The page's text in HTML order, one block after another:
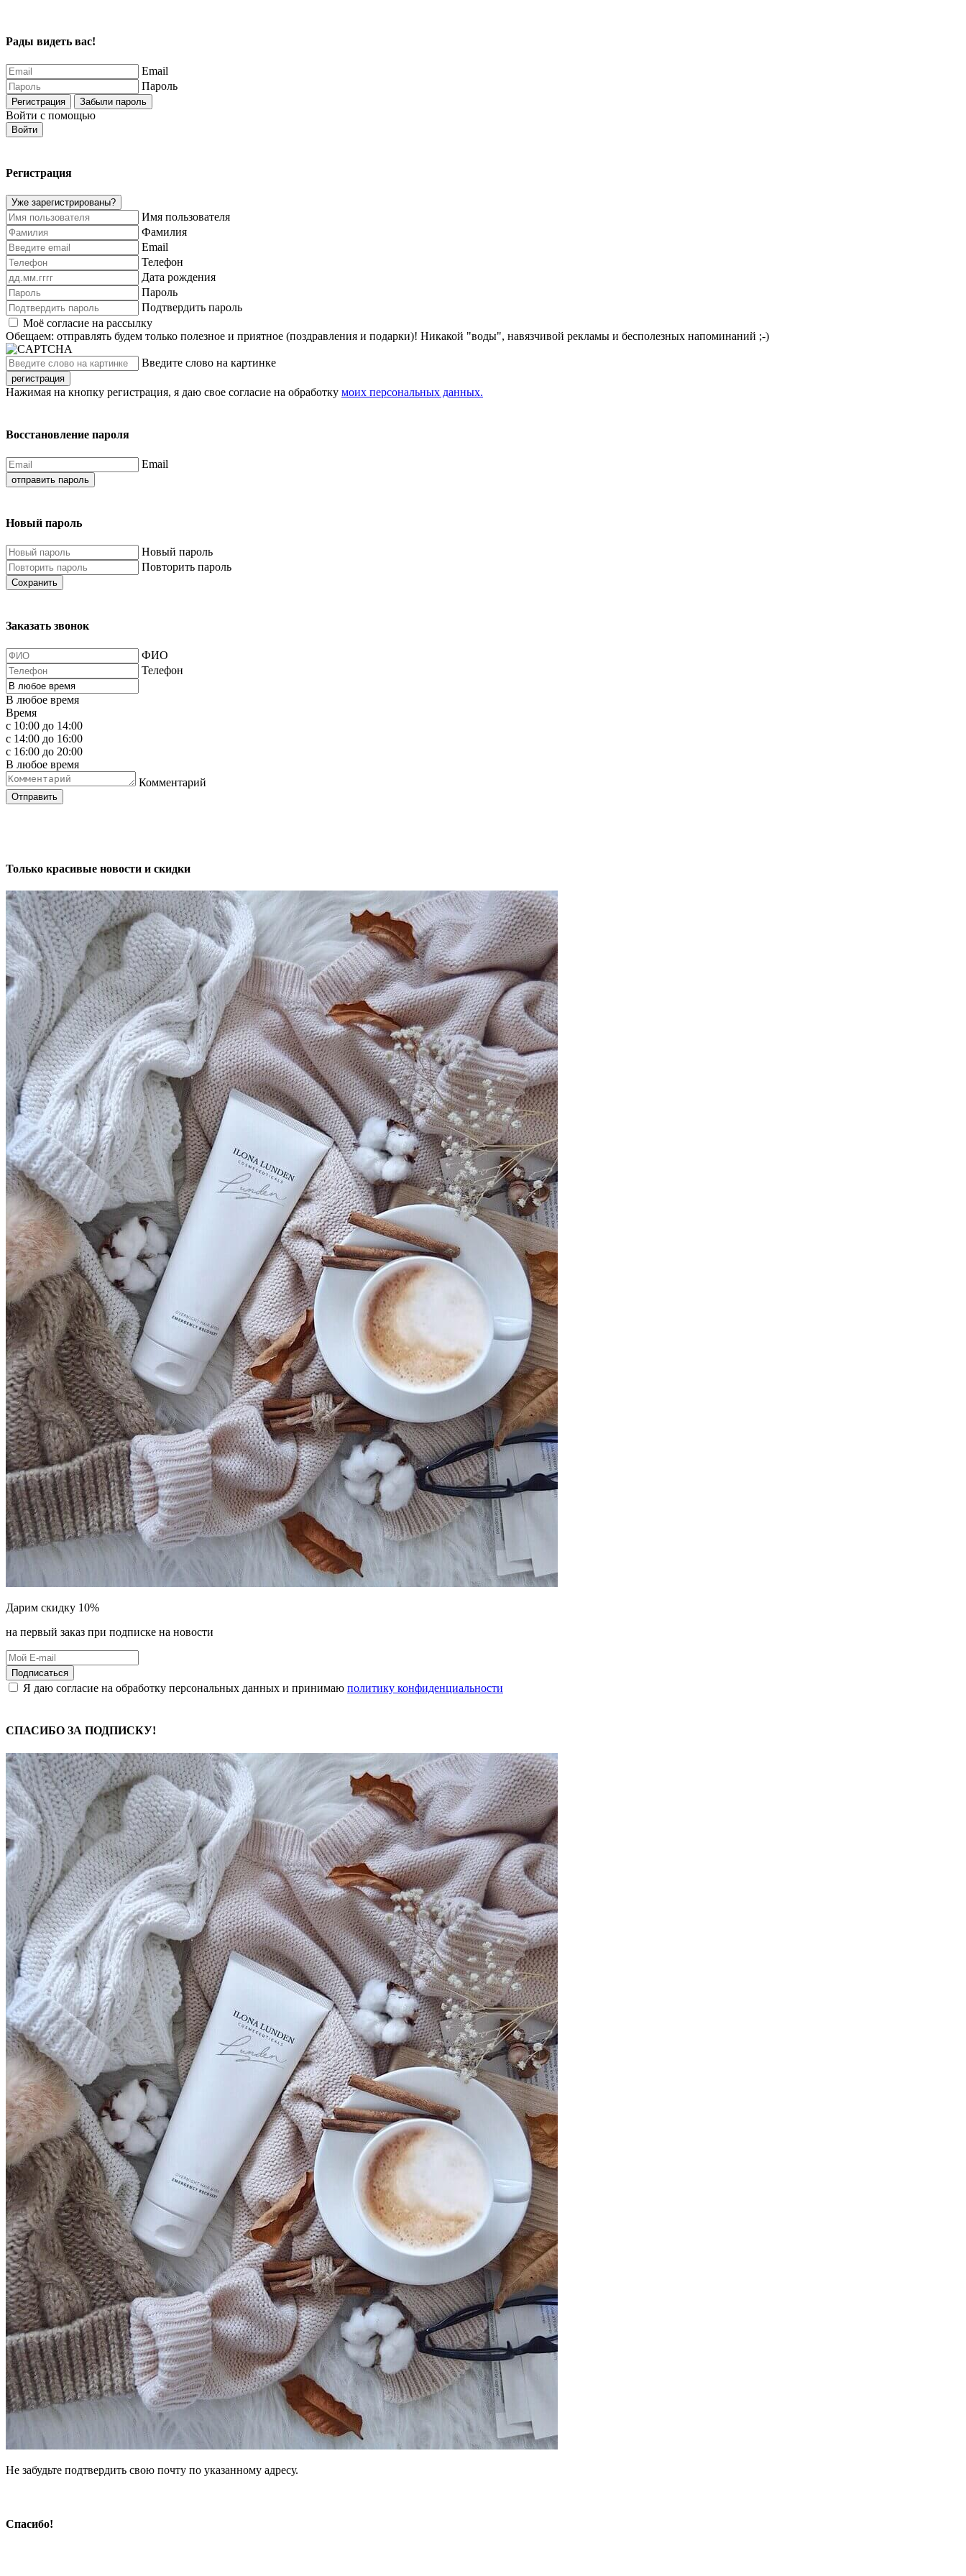
Рады видеть вас!
Email
Пароль
Регистрация Забыли пароль
Войти с помощью
Войти
Регистрация
Уже зарегистрированы?
Имя пользователя
Фамилия
Email
Телефон
Дата рождения
Пароль
Подтвердить пароль
Моё согласие на рассылку
Обещаем: отправлять будем только полезное и приятное (поздравления и подарки)! Никакой "воды", навязчивой рекламы и бесполезных напоминаний ;-)
Введите слово на картинке
регистрация
Нажимая на кнопку регистрация, я даю свое согласие на обработку моих персональных данных.
Восстановление пароля
Email
отправить пароль
Новый пароль
Новый пароль
Повторить пароль
Сохранить
Заказать звонок
ФИО
Телефон
В любое время
Время
с 10:00 до 14:00
с 14:00 до 16:00
с 16:00 до 20:00
В любое время
Комментарий
Отправить
Только красивые новости и скидки
Дарим скидку 10%
на первый заказ при подписке на новости
Подписаться
Я даю согласие на обработку персональных данных и принимаю политику конфиденциальности
СПАСИБО ЗА ПОДПИСКУ!
Не забудьте подтвердить свою почту по указанному адресу.
Спасибо!